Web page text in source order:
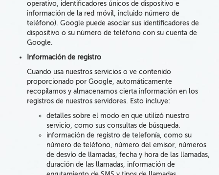
operativo, identificadores únicos de dispositivo e
información de la red móvil, incluido número de
teléfono). Google puede asociar sus identificadores de
dispositivo o su número de teléfono con su cuenta de
Google.
Información de registro
Cuando usa nuestros servicios o ve contenido
proporcionado por Google, automáticamente
recopilamos y almacenamos cierta información en los
registros de nuestros servidores. Esto incluye:
detalles sobre el modo en que utilizó nuestro
servicio, como sus consultas de búsqueda.
información de registro de telefonía, como su
número de teléfono, número del emisor, números
de desvío de llamadas, fecha y hora de las llamadas,
duración de las llamadas, información de